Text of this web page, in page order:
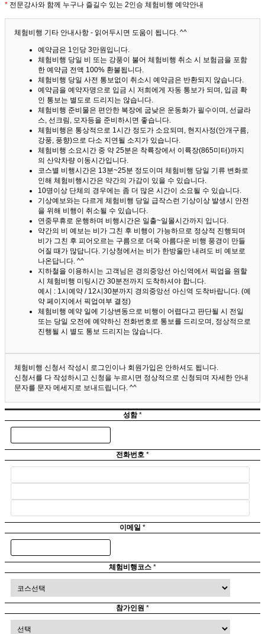
* 전문강사와 함께 누구나 즐길수 있는 2인승 체험비행 예약안내
체험비행 기타 안내사항 - 읽어두시면 도움이 됩니다. ^^
예약금은 1인당 3만원입니다.
체험비행 당일 비 또는 강풍이 불어 체험비행 취소 시 보험금을 포함
한 예약금 전액 100% 환불됩니다.
체험비행 당일 사전 통보없이 취소시 예약금은 반환되지 않습니다.
예약금을 예약자명으로 입금 시 저희에게 자동 통보가 되며, 입금 확
인 통보는 별도로 드리지는 않습니다.
체험비행 준비물은 편안한 복장에 굽낮은 운동화가 필수이며, 선글라
스, 선크림, 모자등을 준비하시면 좋습니다.
체험비행은 통상적으로 1시간 정도가 소요되며, 현지사정(안개구름,
강풍, 풍향)으로 다소 지연될 소지가 있습니다.
체험비행 소요시간 중 약 25분은 착륙장에서 이륙장(865미터)까지
의 산악차량 이동시간입니다.
코스별 비행시간은 13분~25분 정도이며 체험비행 당일 기류 변화로
인해 체험비행시간은 약간의 가감이 있을 수 있습니다.
10명이상 단체의 경우에는 좀 더 많은 시간이 소요될 수 있습니다.
기상예보와는 다르게 체험비행 당일 급작스런 기상이상 발생시 안전
을 위해 비행이 취소될 수 있습니다.
연중무휴로 운행하며 비행시간은 일출~일몰시간까지 입니다.
약간의 비 예보는 비가 그친 후 비행이 가능하므로 정상적 진행되며
비가 그친 후 피어오르는 구름으로 더욱 아름다운 비행 풍경이 만들
어질 때가 많답니다. 기상청에서는 비가 한방울만 내려도 비 예보로
나온답니다. ^^
지하철을 이용하시는 고객님은 경의중앙선 아신역에서 픽업을 원할
시 체험비행 미팅시간 30분전까지 도착하셔야 합니다.
예시 : 1시예약 / 12시30분까지 경의중앙선 아신역 도착바랍니다. (예
약 페이지에서 픽업여부 결정)
체험비행 예약 일에 기상변동으로 비행이 어렵다고 판단될 시 전일
또는 당일 오전에 예약하신 전화번호로 통보를 드리오며, 정상적으로
진행될 시 별도 통보 드리지는 않습니다.
체험비행 신청서 작성시 로그인이나 회원가입은 안하셔도 됩니다.
신청서를 다 작성하시고 신청을 누르시면 정상적으로 신청되며 자세한 안내
문자를 문자 메세지로 보내드립니다. ^^
성함*
전화번호 *
이메일 *
체험비행코스 *
참가인원 *